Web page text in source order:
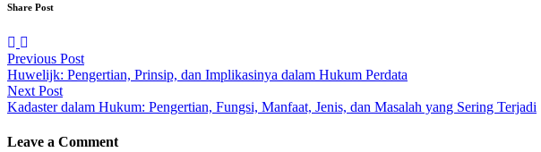
Share Post
Previous Post
Huwelijk: Pengertian, Prinsip, dan Implikasinya dalam Hukum Perdata
Next Post
Kadaster dalam Hukum: Pengertian, Fungsi, Manfaat, Jenis, dan Masalah yang Sering Terjadi
Leave a Comment